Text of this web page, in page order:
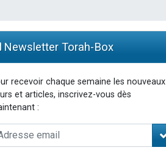
Newsletter Torah-Box
recevoir chaque semaine les nouveaux
et articles, inscrivez-vous dès
: